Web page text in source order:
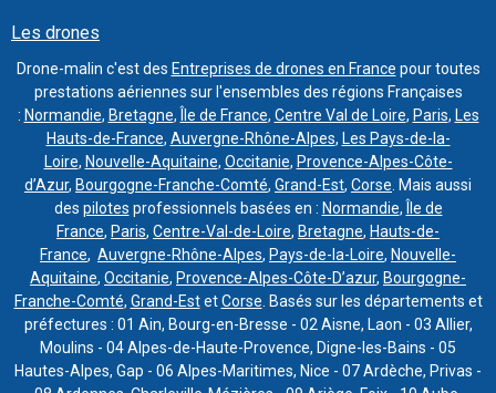
Les drones
Drone-malin c'est des Entreprises de drones en France pour toutes
prestations aériennes sur l'ensembles des régions Françaises
: Normandie, Bretagne, Île de France, Centre Val de Loire, Paris, Les
Hauts-de-France, Auvergne-Rhône-Alpes, Les Pays-de-la-
Loire, Nouvelle-Aquitaine, Occitanie, Provence-Alpes-Côte-
d’Azur, Bourgogne-Franche-Comté, Grand-Est, Corse . Mais aussi
des pilotes professionnels basées en : Normandie,
Île de
France, Paris, Centre-Val-de-Loire, Bretagne, Hauts-de-
France, Auvergne-Rhône-Alpes, Pays-de-la-Loire, Nouvelle-
Aquitaine, Occitanie, Provence-Alpes-Côte-D’azur, Bourgogne-
Franche-Comté, Grand-EstetCorse . Basés sur les départements et
préfectures : 01 Ain, Bourg-en-Bresse - 02 Aisne, Laon - 03 Allier,
Moulins - 04 Alpes-de-Haute-Provence, Digne-les-Bains - 05
Hautes-Alpes, Gap - 06 Alpes-Maritimes, Nice - 07 Ardèche, Privas -